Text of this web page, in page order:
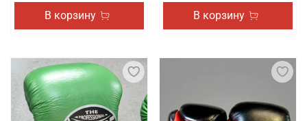
В корзину В корзину